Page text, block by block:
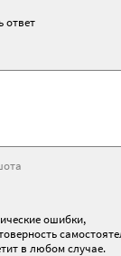
ответ
ошибки,
в любом случае.